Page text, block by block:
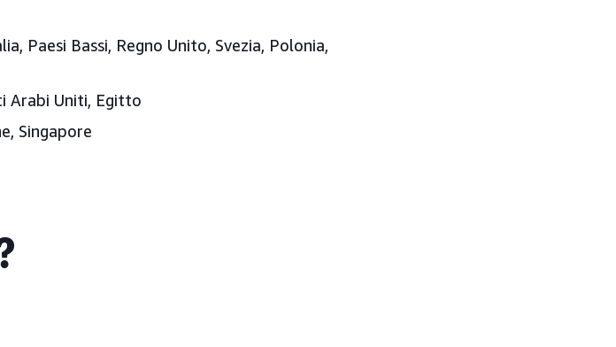
Paesi Bassi, Regno Unito, Svezia, Polonia,
Arabi Uniti, Egitto
, Singapore